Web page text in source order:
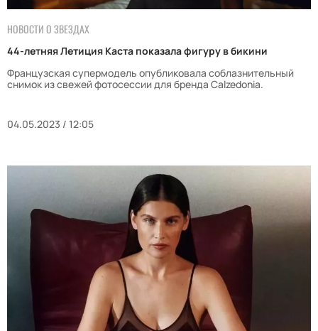
НОВОСТИ О ЗВЕЗДАХ
44-летняя Летиция Каста показала фигуру в бикини
Французская супермодель опубликовала соблазнительный
снимок из свежей фотосессии для бренда Calzedonia.
04.05.2023 / 12:05